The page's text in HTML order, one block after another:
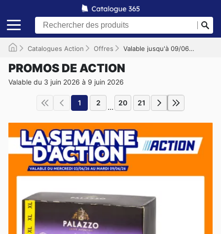
Catalogues Action Offres Valable jusqu'à 09/06/2026
PROMOS DE ACTION
Valable du 3 juin 2026 à 9 juin 2026
1 2 ... 20 21